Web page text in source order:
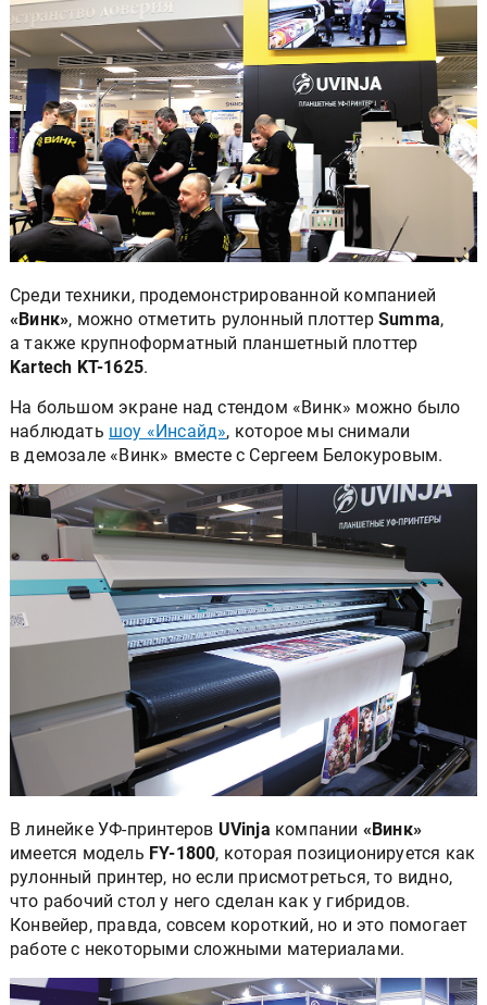
Среди техники, продемонстрированной компанией
«Винк», можно отметить рулонный плоттерSumma,
а также крупноформатный планшетный плоттер
Kartech KT-1625.
На большом экране над стендом «Винк» можно было
наблюдать шоу «Инсайд», которое мы снимали
в демозале «Винк» вместе с Сергеем Белокуровым.
В линейке УФ-принтеров UVinja компании «Винк»
имеется модель FY-1800, которая позиционируется как
рулонный принтер, но если присмотреться, то видно,
что рабочий стол у него сделан как у гибридов.
Конвейер, правда, совсем короткий, но и это помогает
работе с некоторыми сложными материалами.